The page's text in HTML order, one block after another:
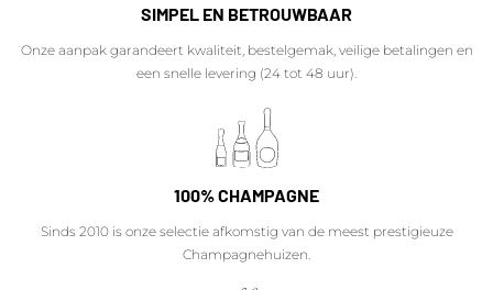
SIMPEL EN BETROUWBAAR
Onze aanpak garandeert kwaliteit, bestelgemak, veilige betalingen en
een snelle levering (24 tot 48 uur).
100% CHAMPAGNE
Sinds 2010 is onze selectie afkomstig van de meest prestigieuze
Champagnehuizen.